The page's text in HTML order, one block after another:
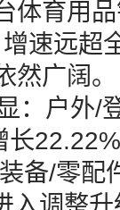
体育用
速远超
广阔。
：户外/
备/零配